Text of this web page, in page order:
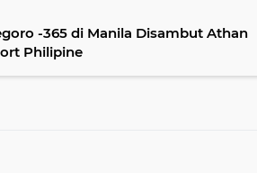
-365 di Manila Disambut Athan
Philipine